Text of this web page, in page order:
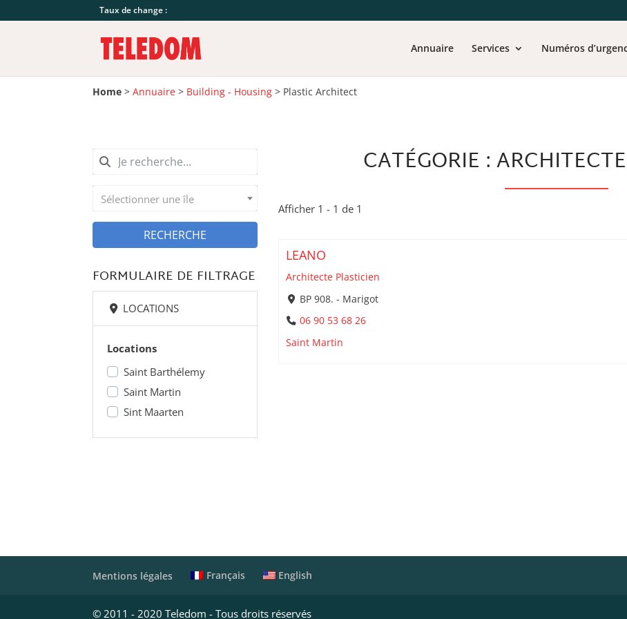
Taux de change :
Annuaire Services Numéros
Home >Annuaire > Building - Housing > Plastic Architect
CATÉGORIE :
Afficher 1 - 1 de 1
LEANO
Architecte Plasticien
BP 908. - Marigot
06 90 53 68 26
Saint Martin
Sélectionner une île
RECHERCHE
FORMULAIRE DE FILTRAGE
LOCATIONS
Locations
Saint Barthélemy
Saint Martin
Sint Maarten
Mentions légales Français English
© 2011 - 2020 Teledom - Tous droits réservés